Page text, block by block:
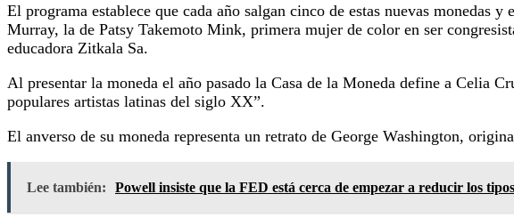
El programa establece que cada año salgan cinco de estas nuevas monedas
Murray, la de Patsy Takemoto Mink, primera mujer de color en ser
educadora Zitkala Sa.
Al presentar la moneda el año pasado la Casa de la Moneda define a Celia
populares artistas latinas del siglo XX”.
El anverso de su moneda representa un retrato de George Washington,
Lee también: Powell insiste que la FED está cerca de empezar a reducir los